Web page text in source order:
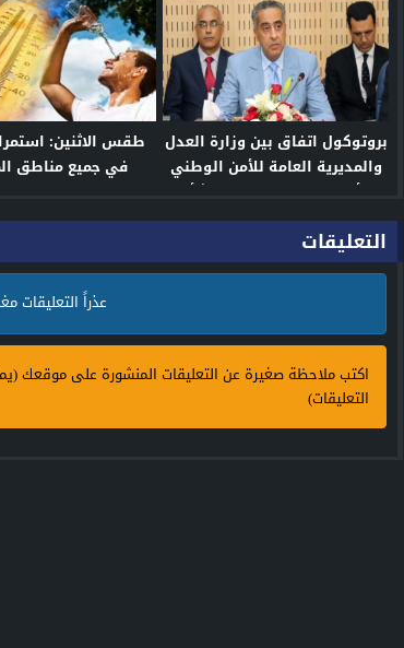
بروتوكول اتفاق بين وزارة العدل
والمديرية العامة للأمن الوطني
لتأطير وتيسير التعاون بشأن
التبادل الإلكتروني للبيانات
طقس الاثنين:
في جميع مناطق
التعليقات
عذراً التعليقات
اكتب ملاحظة صغيرة عن التعليقات المنشورة على موقعك
التعليقات)